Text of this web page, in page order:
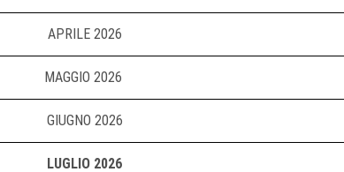
APRILE 2026
MAGGIO 2026
GIUGNO 2026
LUGLIO 2026